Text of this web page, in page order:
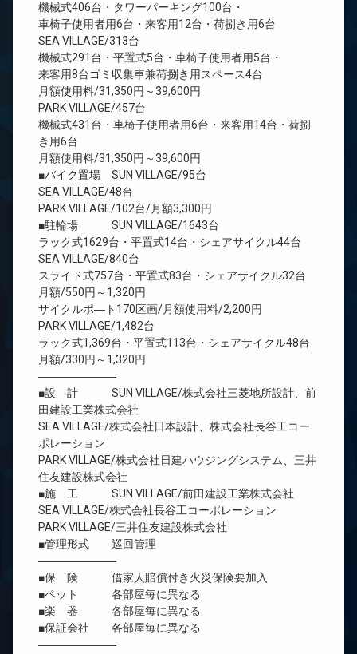
機械式406台・タワーパーキング100台・
車椅子使用者用6台・来客用12台・荷捌き用6台
SEA VILLAGE/313台
機械式291台・平置式5台・車椅子使用者用5台・
来客用8台ゴミ収集車兼荷捌き用スペース4台
月額使用料/31,350円～39,600円
PARK VILLAGE/457台
機械式431台・車椅子使用者用6台・来客用14台・荷捌
き用6台
月額使用料/31,350円～39,600円
■バイク置場 SUN VILLAGE/95台
SEA VILLAGE/48台
PARK VILLAGE/102台/月額3,300円
■駐輪場 SUN VILLAGE/1643台
ラック式1629台・平置式14台・シェアサイクル44台
SEA VILLAGE/840台
スライド式757台・平置式83台・シェアサイクル32台
月額/550円～1,320円
サイクルポ―ト170区画/月額使用料/2,200円
PARK VILLAGE/1,482台
ラック式1,369台・平置式113台・シェアサイクル48台
月額/330円～1,320円
―――――――
■設 計 SUN VILLAGE/株式会社三菱地所設計、前
田建設工業株式会社
SEA VILLAGE/株式会社日本設計、株式会社長谷工コー
ポレーション
PARK VILLAGE/株式会社日建ハウジングシステム、三井
住友建設株式会社
■施 工 SUN VILLAGE/前田建設工業株式会社
SEA VILLAGE/株式会社長谷工コーポレーション
PARK VILLAGE/三井住友建設株式会社
■管理形式 巡回管理
―――――――
■保 険 借家人賠償付き火災保険要加入
■ペット 各部屋毎に異なる
■楽 器 各部屋毎に異なる
■保証会社 各部屋毎に異なる
―――――――